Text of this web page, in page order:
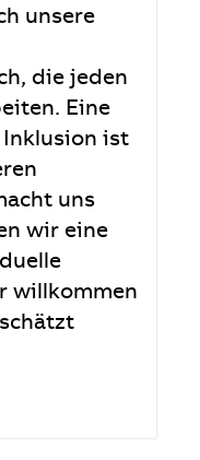
unsere
die jeden
Eine
ist
uns
wir eine
willkommen